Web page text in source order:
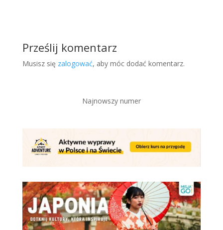
Prześlij komentarz
Musisz się zalogować, aby móc dodać komentarz.
Najnowszy numer